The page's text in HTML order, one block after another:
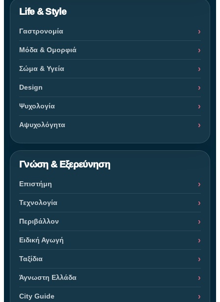
Life & Style
Γαστρονομία
Μόδα & Ομορφιά
Σώμα & Υγεία
Design
Ψυχολογία
Αψυχολόγητα
Γνώση & Εξερεύνηση
Επιστήμη
Τεχνολογία
Περιβάλλον
Ειδική Αγωγή
Ταξίδια
Άγνωστη Ελλάδα
City Guide